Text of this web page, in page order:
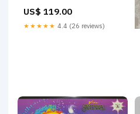
US$ 119.00
★★★★★ 4.4 (26 reviews)